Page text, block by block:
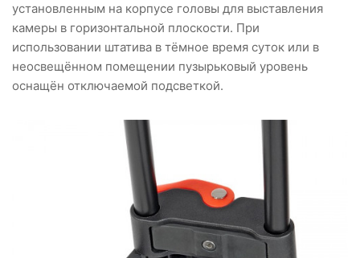
установленным на корпусе головы для выставления
камеры в горизонтальной плоскости. При
использовании штатива в тёмное время суток или в
неосвещённом помещении пузырьковый уровень
оснащён отключаемой подсветкой.